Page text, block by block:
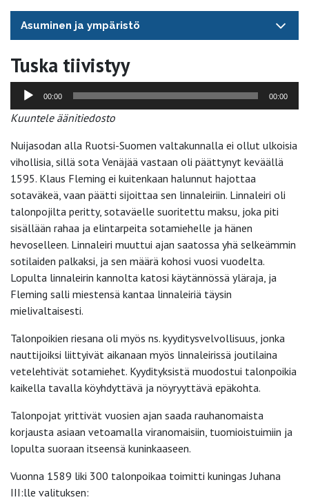
Asuminen ja ympäristö
Tuska tiivistyy
Äänitoistin00:00 00:00
Kuuntele äänitiedosto
Nuijasodan alla Ruotsi-Suomen valtakunnalla ei ollut ulkoisia
vihollisia, sillä sota Venäjää vastaan oli päättynyt keväällä
1595. Klaus Fleming ei kuitenkaan halunnut hajottaa
sotaväkeä, vaan päätti sijoittaa sen linnaleiriin. Linnaleiri oli
talonpojilta peritty, sotaväelle suoritettu maksu, joka piti
sisällään rahaa ja elintarpeita sotamiehelle ja hänen
hevoselleen. Linnaleiri muuttui ajan saatossa yhä selkeämmin
sotilaiden palkaksi, ja sen määrä kohosi vuosi vuodelta.
Lopulta linnaleirin kannolta katosi käytännössä yläraja, ja
Fleming salli miestensä kantaa linnaleiriä täysin
mielivaltaisesti.
Talonpoikien riesana oli myös ns. kyyditysvelvollisuus, jonka
nauttijoiksi liittyivät aikanaan myös linnaleirissä joutilaina
vetelehtivät sotamiehet. Kyydityksistä muodostui talonpoikia
kaikella tavalla köyhdyttävä ja nöyryyttävä epäkohta.
Talonpojat yrittivät vuosien ajan saada rauhanomaista
korjausta asiaan vetoamalla viranomaisiin, tuomioistuimiin ja
lopulta suoraan itseensä kuninkaaseen.
Vuonna 1589 liki 300 talonpoikaa toimitti kuningas Juhana
III:lle valituksen: